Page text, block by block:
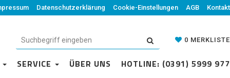
Datenschutzerklärung Cookie-Einstellungen AGB Kontakt
0 MERKLISTE
ÜBER UNS HOTLINE: (0391) 5999 977
Datenschutzerklärung Cookie-Einstellungen AGB Kontakt
0 MERKLISTE
SERVICE ÜBER UNS HOTLINE: (0391) 5999 977